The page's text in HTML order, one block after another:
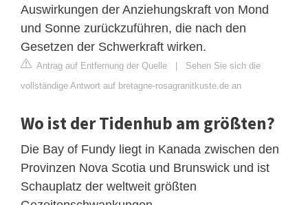
Auswirkungen der Anziehungskraft von Mond
und Sonne zurückzuführen, die nach den
Gesetzen der Schwerkraft wirken.
Antrag auf Entfernung der Quelle | Sehen Sie sich die
vollständige Antwort auf bretagne-rosagranitkuste.de an
Wo ist der Tidenhub am größten?
Die Bay of Fundy liegt in Kanada zwischen den
Provinzen Nova Scotia und Brunswick und ist
Schauplatz der weltweit größten